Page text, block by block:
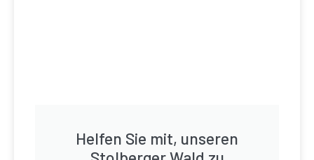
Helfen Sie mit, unseren